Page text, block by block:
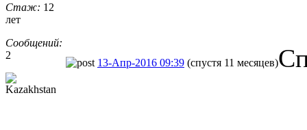
Стаж: 12
лет
Сообщений:
2
13-Апр-2016 09:39 (спустя 11 месяцев)